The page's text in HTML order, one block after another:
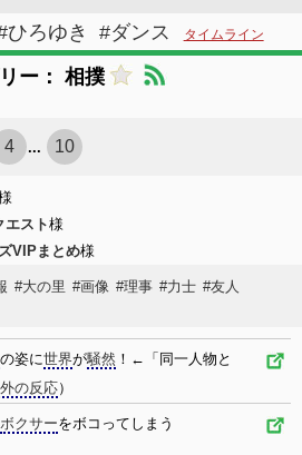
ひろゆき #ダンス タイムライン
ー： 相撲
4 ... 10
エスト様
VIPまとめ様
#大の里 #画像 #理事 #力士 #友人
の姿に世界が騒然 ！←「同一人物と
の反応）
ボクサーをボコってしまう